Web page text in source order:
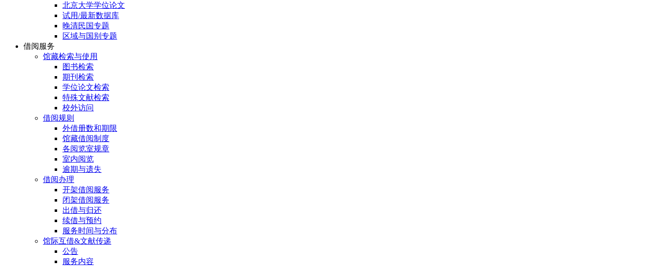
北京大学学位论文
试用/最新数据库
晚清民国专题
区域与国别专题
借阅服务
馆藏检索与使用
图书检索
期刊检索
学位论文检索
特殊文献检索
校外访问
借阅规则
外借册数和期限
馆藏借阅制度
各阅览室规章
室内阅览
逾期与遗失
借阅办理
开架借阅服务
闭架借阅服务
出借与归还
续借与预约
服务时间与分布
馆际互借&文献传递
公告
服务内容